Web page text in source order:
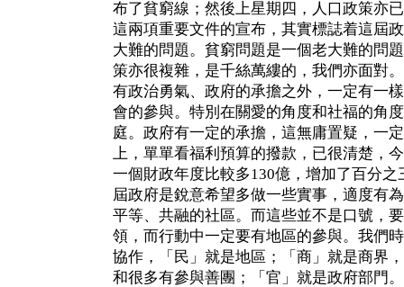
布了貧窮線；然後上星期四，人口政策亦
這兩項重要文件的宣布，其實標誌着這屆
大難的問題。貧窮問題是一個老大難的問
策亦很複雜，是千絲萬縷的，我們亦面對
有政治勇氣、政府的承擔之外，一定有一
會的參與。特別在關愛的角度和社福的角
庭。政府有一定的承擔，這無庸置疑，一
上，單單看福利預算的撥款，已很清楚，
一個財政年度比較多130億，增加了百分
屆政府是銳意希望多做一些實事，適度有
平等、共融的社區。而這些並不是口號，
領，而行動中一定要有地區的參與。我們
協作，「民」就是地區；「商」就是商界
和很多有參與善團；「官」就是政府部門